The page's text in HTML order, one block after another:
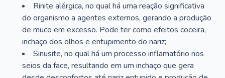
Rinite alérgica, no qual há uma reação significativa
do organismo a agentes externos, gerando a produção
de muco em excesso. Pode ter como efeitos coceira,
inchaço dos olhos e entupimento do nariz;
Sinusite, no qual há um processo inflamatório nos
seios da face, resultando em um inchaço que gera